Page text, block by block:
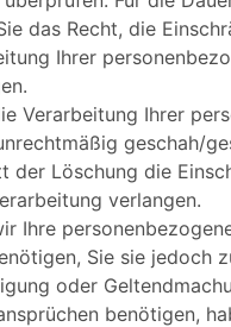
das Recht, die
Ihrer
Verarbeitung Ihrer
geschah/
der Löschung die
verlangen.
Ihre
Sie sie jedoch
oder
benötigen,